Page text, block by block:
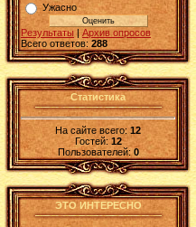
Ужасно
Результаты | Архив опросов
Всего ответов: 288
Статистика
На сайте всего:12
Гостей: 12
Пользователей: 0
ЭТО ИНТЕРЕСНО